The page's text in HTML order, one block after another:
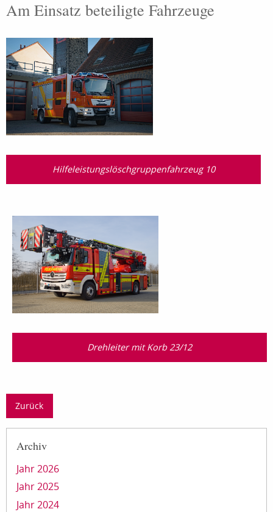
Am Einsatz beteiligte Fahrzeuge
Hilfeleistungslöschgruppenfahrzeug 10
Drehleiter mit Korb 23/12
Zurück
Archiv
Jahr 2026
Jahr 2025
Jahr 2024